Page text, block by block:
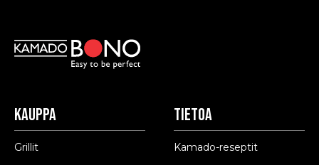
Kauppa
Grillit
Tietoa
Kamado-reseptit